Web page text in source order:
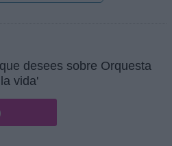
desees sobre Orquesta
vida'